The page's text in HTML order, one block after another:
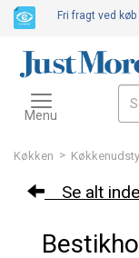
Køkken >
Se alt
Fri fragt ved
Toggle
navigation
Menu